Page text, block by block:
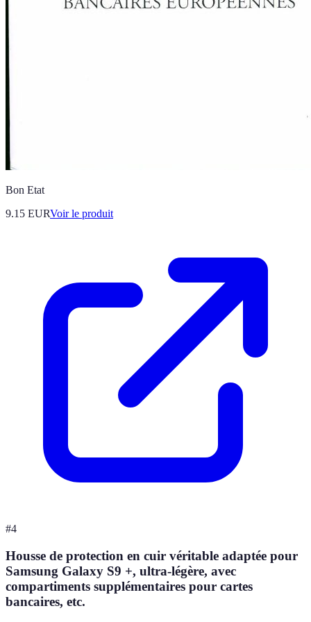
Bon Etat
9.15 EURVoir le produit
#4
Housse de protection en cuir véritable adaptée pour
Samsung Galaxy S9 +, ultra-légère, avec
compartiments supplémentaires pour cartes
bancaires, etc.